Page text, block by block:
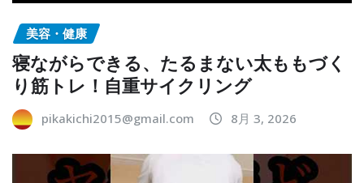
美容・健康
寝ながらできる、たるまない太ももづく
り筋トレ！自重サイクリング
pikakichi2015@gmail.com 8月 3, 2026